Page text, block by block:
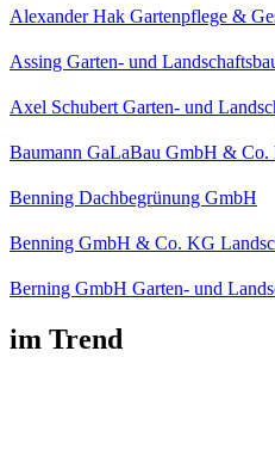
Alexander Hak Gartenpflege &
Assing Garten- und
Axel Schubert Garten- und
Baumann GaLaBau GmbH & Co.
Benning Dachbegrünung GmbH
Benning GmbH & Co. KG
Berning GmbH Garten- und
im Trend